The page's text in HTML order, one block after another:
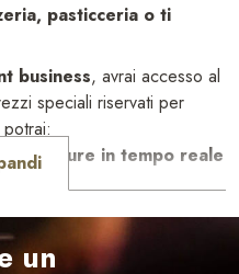
pasticceria o ti
business, avrai accesso al
speciali riservati per
forniture in tempo reale
un